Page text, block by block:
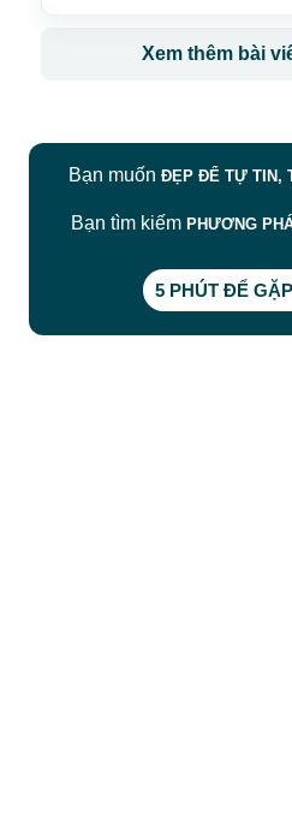
Xem thêm bài
Bạn muốn ĐẸP ĐỂ TỰ TIN,
Bạn tìm kiếm PHƯƠNG
5 PHÚT ĐỂ